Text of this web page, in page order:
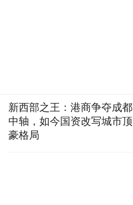
新西部之王：港商争夺成都
中轴，如今国资改写城市顶
豪格局